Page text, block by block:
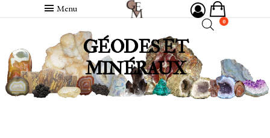
Menu
0
GÉODES ET
MINÉRAUX